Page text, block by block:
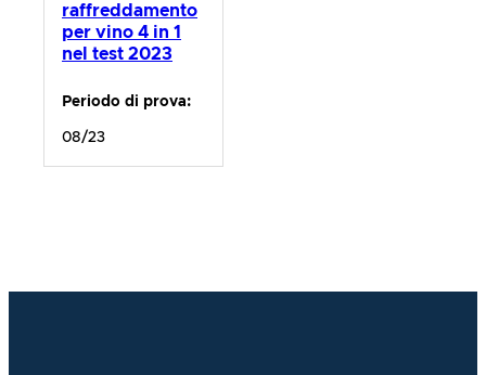
raffreddamento
per vino 4 in 1
nel test 2023
Periodo di prova:
08/23